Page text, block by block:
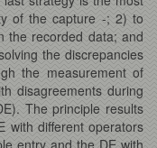
of the capture -; 2) to
the recorded data; and
the discrepancies
the measurement of
disagreements during
The principle results
with different operators
entry and the DE with